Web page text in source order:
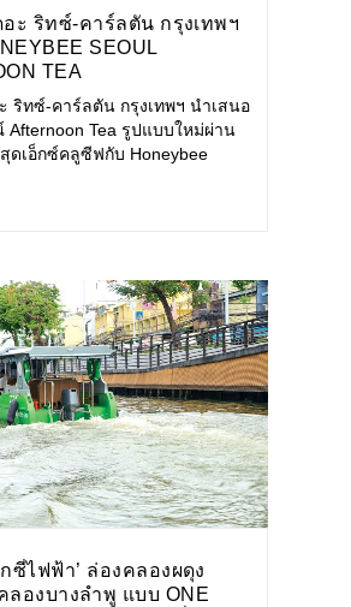
อะ ริทซ์-คาร์ลตัน กรุงเทพฯ
SEOUL
TEA
ณ คาเลโอ
ชวนสัมผัสเสน่ห์ของขนม
มัยจากกรุงโซล
ริทซ์-คาร์ลตัน กรุงเทพฯ นำเสนอ
Tea รูปแบบใหม่ผ่าน
ดเอ็กซ์คลูซีฟกับ Honeybee
ล นำโดยเชฟอึนจอง
กซี่ไฟฟ้า’ ล่องคลองผดุง
ลองบางลำพู แบบ ONE